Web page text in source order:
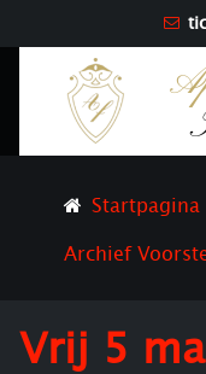
Startpagina
Archief
Vrij 5